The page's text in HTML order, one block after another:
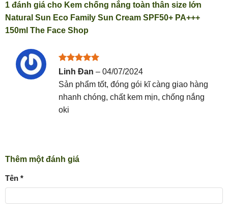
1 đánh giá cho Kem chống nắng toàn thân size lớn
Natural Sun Eco Family Sun Cream SPF50+ PA+++
150ml The Face Shop
Được xếp
sao
Linh Đan – 04/07/2024
Sản phẩm tốt, đóng gói kĩ càng giao hàng
nhanh chóng, chất kem mịn, chống nắng
oki
Thêm một đánh giá
Tên *